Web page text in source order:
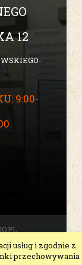
usług i zgodnie z
przechowywania
12
9:00-